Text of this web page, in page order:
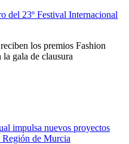
del 23º Festival Internacional
los premios Fashion
gala de clausura
impulsa nuevos proyectos
de Murcia